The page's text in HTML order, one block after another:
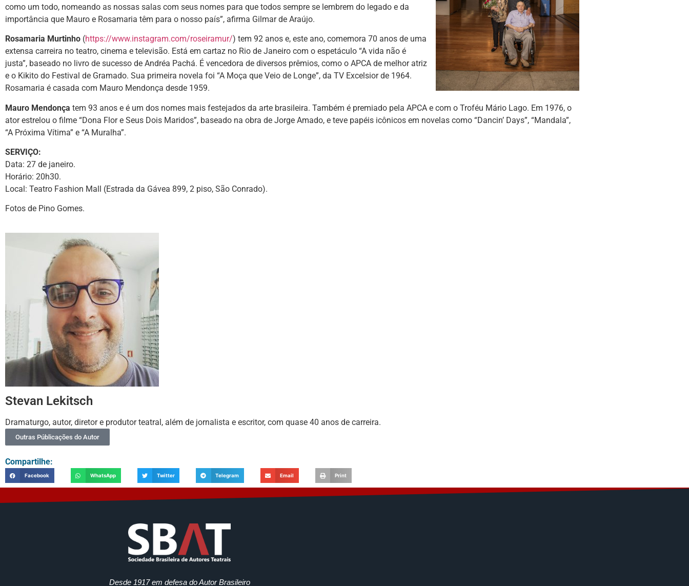
como um todo, nomeando as nossas salas com seus nomes para que todos sempre se lembrem do legado e da
importância que Mauro e Rosamaria têm para o nosso país”, afirma Gilmar de Araújo.
Rosamaria Murtinho (https://www.instagram.com/roseiramur/) tem 92 anos e, este ano, comemora 70 anos de uma
extensa carreira no teatro, cinema e televisão. Está em cartaz no Rio de Janeiro com o espetáculo “A vida não é
justa”, baseado no livro de sucesso de Andréa Pachá. É vencedora de diversos prêmios, como o APCA de melhor atriz
e o Kikito do Festival de Gramado. Sua primeira novela foi “A Moça que Veio de Longe”, da TV Excelsior de 1964.
Rosamaria é casada com Mauro Mendonça desde 1959.
Mauro Mendonça tem 93 anos e é um dos nomes mais festejados da arte brasileira. Também é premiado pela APCA e com o Troféu Mário Lago. Em 1976, o
ator estrelou o filme “Dona Flor e Seus Dois Maridos”, baseado na obra de Jorge Amado, e teve papéis icônicos em novelas como “Dancin’ Days”, “Mandala”,
“A Próxima Vítima” e “A Muralha”.
SERVIÇO:
Data: 27 de janeiro.
Horário: 20h30.
Local: Teatro Fashion Mall (Estrada da Gávea 899, 2 piso, São Conrado).
Fotos de Pino Gomes.
Stevan Lekitsch
Dramaturgo, autor, diretor e produtor teatral, além de jornalista e escritor, com quase 40 anos de carreira.
Outras Públicações do Autor
Compartilhe:
Facebook WhatsApp Twitter Telegram Email Print
Desde 1917 em defesa do Autor Brasileiro